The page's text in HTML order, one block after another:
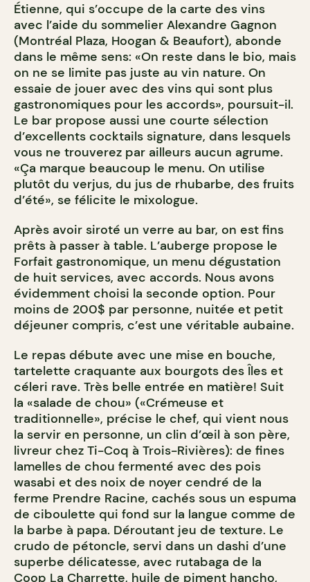
Étienne, qui s’occupe de la carte des vins
avec l’aide du sommelier Alexandre Gagnon
(Montréal Plaza, Hoogan & Beaufort), abonde
dans le même sens: «On reste dans le bio, mais
on ne se limite pas juste au vin nature. On
essaie de jouer avec des vins qui sont plus
gastronomiques pour les accords», poursuit-il.
Le bar propose aussi une courte sélection
d’excellents cocktails signature, dans lesquels
vous ne trouverez par ailleurs aucun agrume.
«Ça marque beaucoup le menu. On utilise
plutôt du verjus, du jus de rhubarbe, des fruits
d’été», se félicite le mixologue.
Après avoir siroté un verre au bar, on est fins
prêts à passer à table. L’auberge propose le
Forfait gastronomique, un menu dégustation
de huit services, avec accords. Nous avons
évidemment choisi la seconde option. Pour
moins de 200$ par personne, nuitée et petit
déjeuner compris, c’est une véritable aubaine.
Le repas débute avec une mise en bouche,
tartelette craquante aux bourgots des Îles et
céleri rave. Très belle entrée en matière! Suit
la «salade de chou» («Crémeuse et
traditionnelle», précise le chef, qui vient nous
la servir en personne, un clin d’œil à son père,
livreur chez Ti-Coq à Trois-Rivières): de fines
lamelles de chou fermenté avec des pois
wasabi et des noix de noyer cendré de la
ferme Prendre Racine, cachés sous un espuma
de ciboulette qui fond sur la langue comme de
la barbe à papa. Déroutant jeu de texture. Le
crudo de pétoncle, servi dans un dashi d’une
superbe délicatesse, avec rutabaga de la
Coop La Charrette, huile de piment hancho,